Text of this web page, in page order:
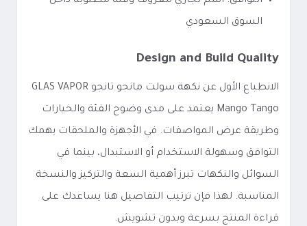
السوق السعودي
Design and Build Quality
الانطباع الأول عن نكهة سولت مانجو تانجو GLAS VAPOR
Mango Tango يعتمد على مدى وضوح الفئة والخيارات
وطريقة عرض المواصفات. في الأجهزة والملحقات يهمك
التوافق وسهولة الاستخدام أو الاستبدال، بينما في
السوائل والنكهات تبرز أهمية السعة والتركيز والنسخة
المناسبة. لهذا فإن ترتيب التفاصيل هنا يساعدك على
قراءة المنتج بسرعة وبدون تشويش.